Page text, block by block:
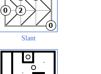
Slant